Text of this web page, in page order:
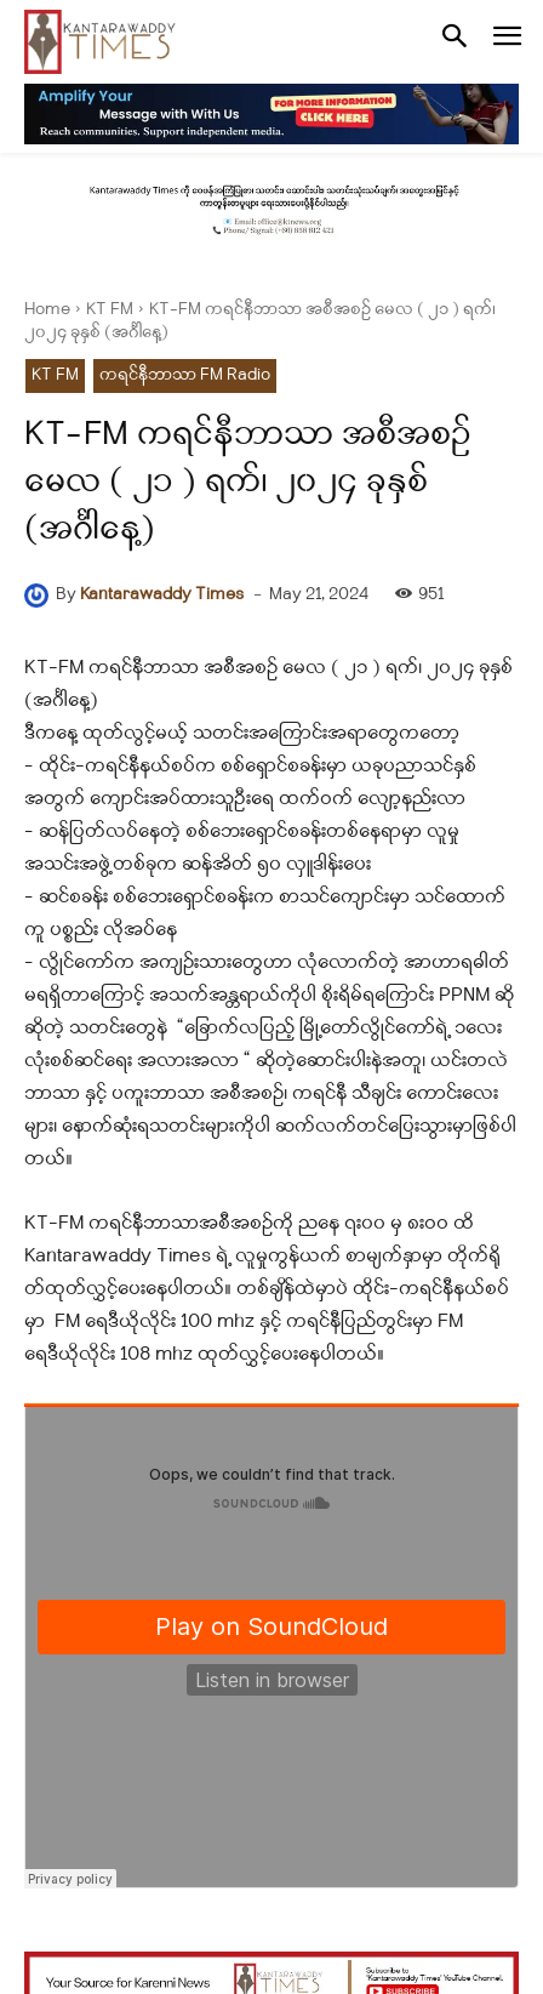
Home KT FM
KT-FM ကရင်နီဘာသာ အစီအစဉ် မေလ ( ၂၁ ) ရက်၊
၂၀၂၄ ခုနှစ် (အင်္ဂါနေ့)
KT FM
ကရင်နီဘာသာ FM Radio
KT-FM ကရင်နီဘာသာ အစီအစဉ်
မေလ ( ၂၁ ) ရက်၊ ၂၀၂၄ ခုနှစ်
(အင်္ဂါနေ့)
By Kantarawaddy Times - May 21, 2024 951
KT-FM ကရင်နီဘာသာ အစီအစဉ် မေလ ( ၂၁ ) ရက်၊ ၂၀၂၄ ခုနှစ်
(အင်္ဂါနေ့)
ဒီကနေ့ ထုတ်လွင့်မယ့် သတင်းအကြောင်းအရာတွေကတော့
– ထိုင်း-ကရင်နီနယ်စပ်က စစ်ရှောင်စခန်းမှာ ယခုပညာသင်နှစ်
အတွက် ကျောင်းအပ်ထားသူဦးရေ ထက်ဝက် လျော့နည်းလာ
– ဆန်ပြတ်လပ်နေတဲ့ စစ်ဘေးရှောင်စခန်းတစ်နေရာမှာ လူမှု
အသင်းအဖွဲ့တစ်ခုက ဆန်အိတ် ၅၀ လှူဒါန်းပေး
– ဆင်စခန်း စစ်ဘေးရှောင်စခန်းက စာသင်ကျောင်းမှာ သင်ထောက်
ကူ ပစ္စည်း လိုအပ်နေ
– လွိုင်ကော်က အကျဉ်းသားတွေဟာ လုံလောက်တဲ့ အာဟာရဓါတ်
မရရှိတာကြောင့် အသက်အန္တရာယ်ကိုပါ စိုးရိမ်ရကြောင်း PPNM ဆို
ဆိုတဲ့ သတင်းတွေနဲ “ခြောက်လပြည့် မြို့တော်လွိုင်ကော်ရဲ့ ၁လေး
လုံးစစ်ဆင်ရေး အလားအလာ “ ဆိုတဲ့ဆောင်းပါးနဲအတူ၊ ယင်းတလဲ
ဘာသာ နှင့် ပကူးဘာသာ အစီအစဉ်၊ ကရင်နီ သီချင်း ကောင်းလေး
များ၊ နောက်ဆုံးရသတင်းများကိုပါ ဆက်လက်တင်ပြေးသွားမှာဖြစ်ပါ
တယ်။
KT-FM ကရင်နီဘာသာအစီအစဉ်ကို ညနေ ၇း၀၀ မှ ၈းဝဝ ထိ
Kantarawaddy Times ရဲ့ လူမှုကွန်ယက် စာမျက်နှာမှာ တိုက်ရို
တ်ထုတ်လွှင့်ပေးနေပါတယ်။ တစ်ချိန်ထဲမှာပဲ ထိုင်း-ကရင်နီနယ်စပ်
မှာ FM ရေဒီယိုလိုင်း 100 mhz နှင့် ကရင်နီပြည်တွင်းမှာ FM
ရေဒီယိုလိုင်း 108 mhz ထုတ်လွှင့်ပေးနေပါတယ်။